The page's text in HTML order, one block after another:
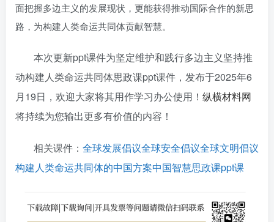
面把握多边主义的发展现状，更能获得推动国际合作的新思
路，为构建人类命运共同体贡献智慧。
本次更新ppt课件为坚定维护和践行多边主义坚持推
动构建人类命运共同体思政课ppt课件，发布于2025年6
月19日 ，欢迎大家将其用作学习办公使用！ 纵横材料网
将持续为您输出更多有价值的内容！
相关课件： 全球发展倡议全球安全倡议全球文明倡议
构建人类命运共同体的中国方案中国智慧思政课ppt课